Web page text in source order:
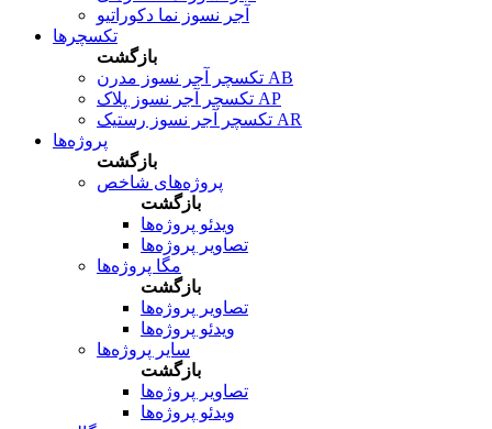
آجر نسوز نما دکوراتیو
تکسچرها
بازگشت
تکسچر آجر نسوز مدرن AB
تکسچر آجر نسوز پلاک AP
تکسچر آجر نسوز رستیک AR
پروژه‌ها
بازگشت
پروژه‌های شاخص
بازگشت
ویدئو پروژه‌ها
تصاویر پروژه‌ها
مگا پروژه‌ها
بازگشت
تصاویر پروژه‌ها
ویدئو پروژه‌ها
سایر پروژه‌ها
بازگشت
تصاویر پروژه‌ها
ویدئو پروژه‌ها